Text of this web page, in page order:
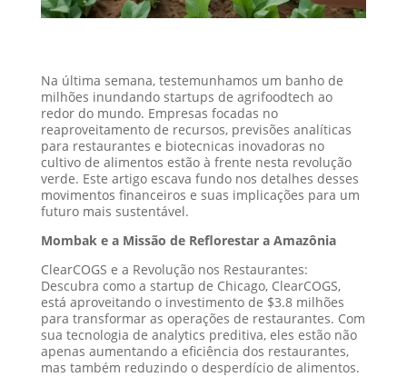
Na última semana, testemunhamos um banho de
milhões inundando startups de agrifoodtech ao
redor do mundo. Empresas focadas no
reaproveitamento de recursos, previsões analíticas
para restaurantes e biotecnicas inovadoras no
cultivo de alimentos estão à frente nesta revolução
verde. Este artigo escava fundo nos detalhes desses
movimentos financeiros e suas implicações para um
futuro mais sustentável.
Mombak e a Missão de Reflorestar a Amazônia
ClearCOGS e a Revolução nos Restaurantes:
Descubra como a startup de Chicago, ClearCOGS,
está aproveitando o investimento de $3.8 milhões
para transformar as operações de restaurantes. Com
sua tecnologia de analytics preditiva, eles estão não
apenas aumentando a eficiência dos restaurantes,
mas também reduzindo o desperdício de alimentos.